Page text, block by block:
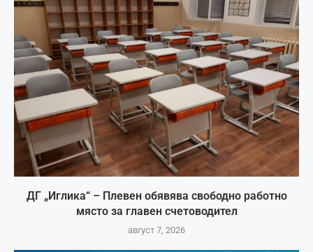
ДГ „Иглика“ – Плевен обявява свободно работно
място за главен счетоводител
август 7, 2026